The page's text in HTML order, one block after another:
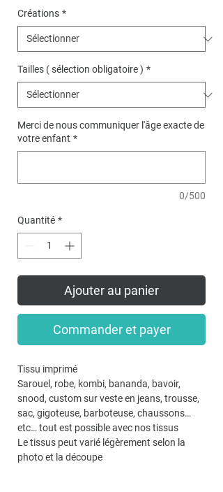
Créations *
Tailles ( sélection obligatoire ) *
Merci de nous communiquer l'âge exacte de
votre enfant *
0/500
Quantité *
Ajouter au panier
Commander et payer
Tissu imprimé
Sarouel, robe, kombi, bananda, bavoir,
snood, custom sur veste en jeans, trousse,
sac, gigoteuse, barboteuse, chaussons…
etc… tout est possible avec nos tissus
Le tissus peut varié légèrement selon la
photo et la découpe